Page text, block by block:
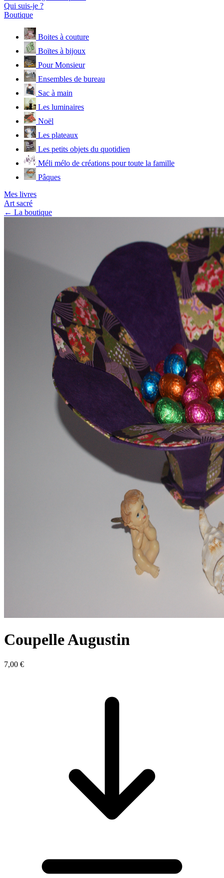
Qui suis-je ?
Boutique
Boites à couture
Boïtes à bijoux
Pour Monsieur
Ensembles de bureau
Sac à main
Les luminaires
Noël
Les plateaux
Les petits objets du quotidien
Méli mélo de créations pour toute la famille
Pâques
Mes livres
Art sacré
← La boutique
Coupelle Augustin
7,00 €